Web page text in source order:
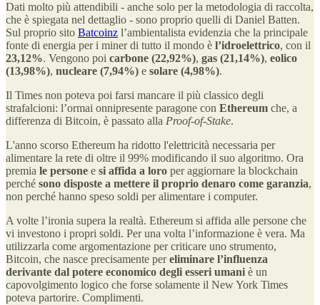
Dati molto più attendibili - anche solo per la metodologia di raccolta,
che è spiegata nel dettaglio - sono proprio quelli di Daniel Batten.
Sul proprio sito Batcoinz l’ambientalista evidenzia che la principale
fonte di energia per i miner di tutto il mondo è l’idroelettrico, con il
23,12%. Vengono poi carbone (22,92%), gas (21,14%), eolico
(13,98%), nucleare (7,94%) e solare (4,98%).
Il Times non poteva poi farsi mancare il più classico degli
strafalcioni: l’ormai onnipresente paragone con Ethereum che, a
differenza di Bitcoin, è passato alla Proof-of-Stake.
L'anno scorso Ethereum ha ridotto l'elettricità necessaria per
alimentare la rete di oltre il 99% modificando il suo algoritmo. Ora
premia le persone e si affida a loro per aggiornare la blockchain
perché sono disposte a mettere il proprio denaro come garanzia,
non perché hanno speso soldi per alimentare i computer.
A volte l’ironia supera la realtà. Ethereum si affida alle persone che
vi investono i propri soldi. Per una volta l’informazione è vera. Ma
utilizzarla come argomentazione per criticare uno strumento,
Bitcoin, che nasce precisamente pereliminare l’influenza
derivante dal potere economico degli esseri umani è un
capovolgimento logico che forse solamente il New York Times
poteva partorire. Complimenti.